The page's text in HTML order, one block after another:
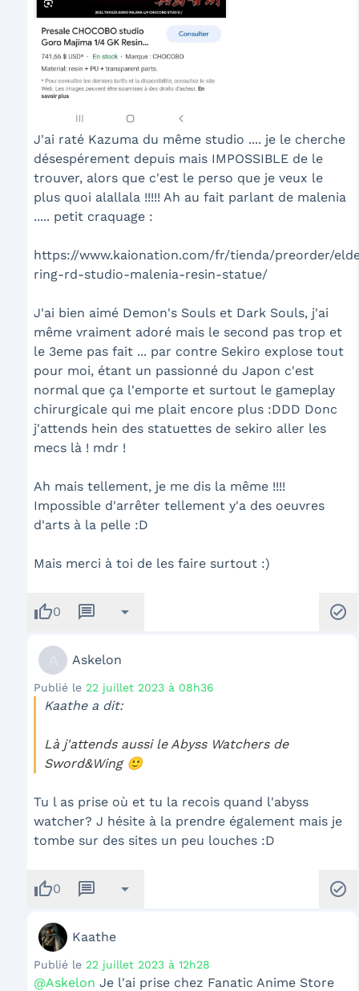
J'ai raté Kazuma du même studio .... je le cherche
désespérement depuis mais IMPOSSIBLE de le
trouver, alors que c'est le perso que je veux le
plus quoi alallala !!!!! Ah au fait parlant de malenia
..... petit craquage :
https://www.kaionation.com/fr/tienda/preorder/
ring-rd-studio-malenia-resin-statue/
J'ai bien aimé Demon's Souls et Dark Souls, j'ai
même vraiment adoré mais le second pas trop et
le 3eme pas fait ... par contre Sekiro explose tout
pour moi, étant un passionné du Japon c'est
normal que ça l'emporte et surtout le gameplay
chirurgicale qui me plait encore plus :DDD Donc
j'attends hein des statuettes de sekiro aller les
mecs là ! mdr !
Ah mais tellement, je me dis la même !!!!
Impossible d'arrêter tellement y'a des oeuvres
d'arts à la pelle :D
Mais merci à toi de les faire surtout :)
thumb_up0 message arrow_drop_down check_circle
Askelon
Publié le 22 juillet 2023 à 08h36
Kaathe a dit:
Là j'attends aussi le Abyss Watchers de
Sword&Wing 🙂
Tu l as prise où et tu la recois quand l'abyss
watcher? J hésite à la prendre également mais je
tombe sur des sites un peu louches :D
thumb_up0 message arrow_drop_down check_circle
Kaathe
Publié le 22 juillet 2023 à 12h28
@Askelon Je l'ai prise chez Fanatic Anime Store